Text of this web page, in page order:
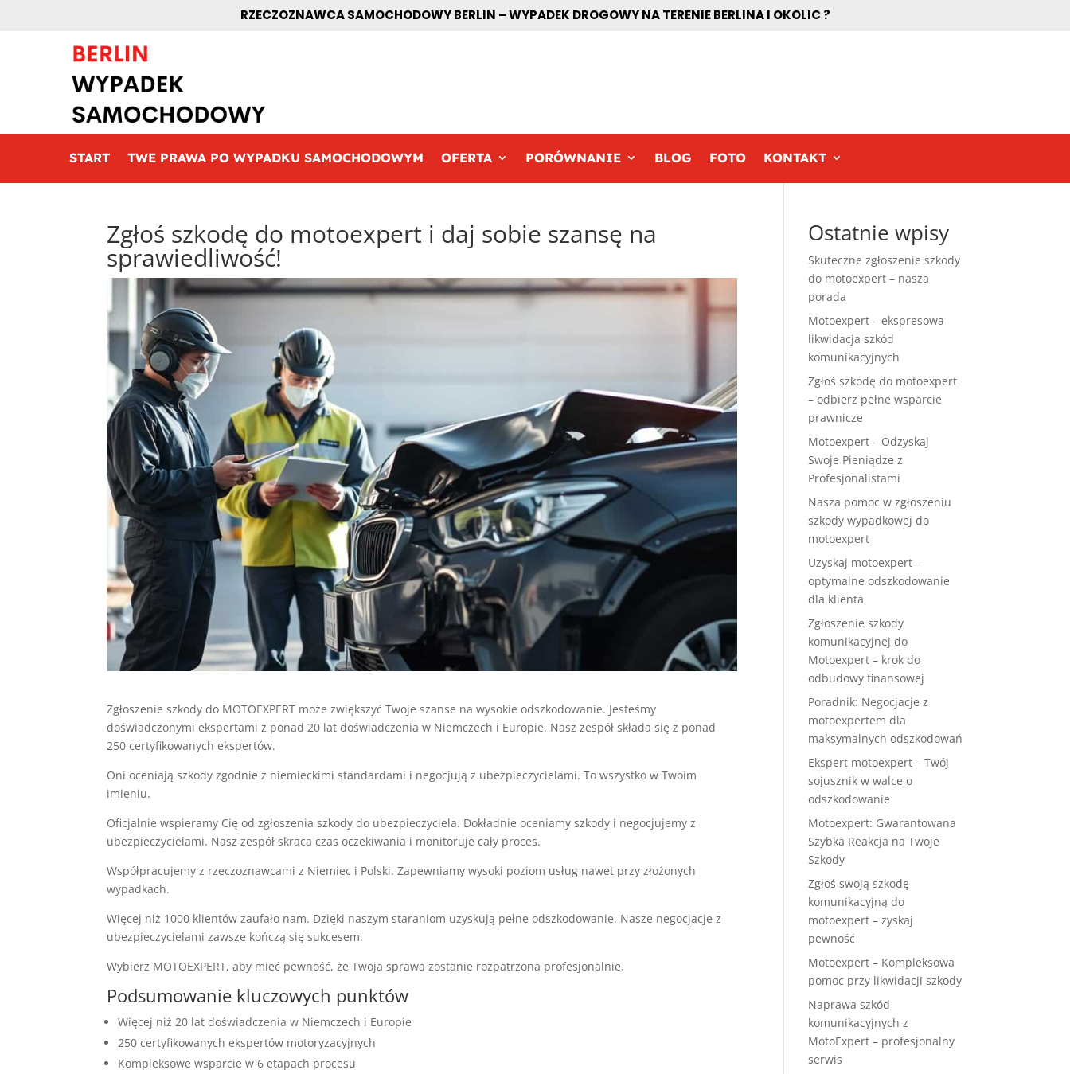
RZECZOZNAWCA SAMOCHODOWY BERLIN – WYPADEK DROGOWY NA TERENIE BERLINA I OKOLIC ?
START TWE PRAWA PO WYPADKU SAMOCHODOWYM OFERTA PORÓWNANIE BLOG FOTO KONTAKT
Zgłoś szkodę do motoexpert i daj sobie szansę na
sprawiedliwość!
Zgłoszenie szkody do MOTOEXPERT może zwiększyć Twoje szanse na wysokie odszkodowanie. Jesteśmy
doświadczonymi ekspertami z ponad 20 lat doświadczenia w Niemczech i Europie. Nasz zespół składa się z ponad
250 certyfikowanych ekspertów.
Oni oceniają szkody zgodnie z niemieckimi standardami i negocjują z ubezpieczycielami. To wszystko w Twoim
imieniu.
Oficjalnie wspieramy Cię od zgłoszenia szkody do ubezpieczyciela. Dokładnie oceniamy szkody i negocjujemy z
ubezpieczycielami. Nasz zespół skraca czas oczekiwania i monitoruje cały proces.
Współpracujemy z rzeczoznawcami z Niemiec i Polski. Zapewniamy wysoki poziom usług nawet przy złożonych
wypadkach.
Więcej niż 1000 klientów zaufało nam. Dzięki naszym staraniom uzyskują pełne odszkodowanie. Nasze negocjacje z
ubezpieczycielami zawsze kończą się sukcesem.
Wybierz MOTOEXPERT, aby mieć pewność, że Twoja sprawa zostanie rozpatrzona profesjonalnie.
Podsumowanie kluczowych punktów
Więcej niż 20 lat doświadczenia w Niemczech i Europie
250 certyfikowanych ekspertów motoryzacyjnych
Kompleksowe wsparcie w 6 etapach procesu
Ostatnie wpisy
Skuteczne zgłoszenie szkody
do motoexpert – nasza
porada
Motoexpert – ekspresowa
likwidacja szkód
komunikacyjnych
Zgłoś szkodę do motoexpert
– odbierz pełne wsparcie
prawnicze
Motoexpert – Odzyskaj
Swoje Pieniądze z
Profesjonalistami
Nasza pomoc w zgłoszeniu
szkody wypadkowej do
motoexpert
Uzyskaj motoexpert –
optymalne odszkodowanie
dla klienta
Zgłoszenie szkody
komunikacyjnej do
Motoexpert – krok do
odbudowy finansowej
Poradnik: Negocjacje z
motoexpertem dla
maksymalnych odszkodowań
Ekspert motoexpert – Twój
sojusznik w walce o
odszkodowanie
Motoexpert: Gwarantowana
Szybka Reakcja na Twoje
Szkody
Zgłoś swoją szkodę
komunikacyjną do
motoexpert – zyskaj
pewność
Motoexpert – Kompleksowa
pomoc przy likwidacji szkody
Naprawa szkód
komunikacyjnych z
MotoExpert – profesjonalny
serwis